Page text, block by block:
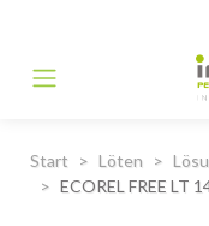
Main
Start Löten
ECOREL FREE LT